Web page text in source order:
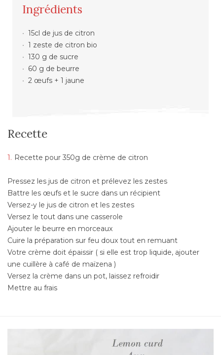
Ingrédients
15cl de jus de citron
1 zeste de citron bio
130 g de sucre
60 g de beurre
2 œufs + 1 jaune
Recette
Recette pour 350g de crème de citron
Pressez les jus de citron et prélevez les zestes
Battre les œufs et le sucre dans un récipient
Versez-y le jus de citron et les zestes
Versez le tout dans une casserole
Ajouter le beurre en morceaux
Cuire la préparation sur feu doux tout en remuant
Votre crème doit épaissir ( si elle est trop liquide, ajouter
une cuillère à café de maïzena )
Versez la crème dans un pot, laissez refroidir
Mettre au frais